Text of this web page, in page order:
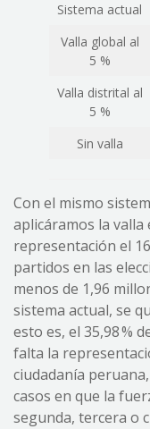
Sistema actual
Valla global al
5 %
Valla distrital al
5 %
Sin valla
Con el mismo
aplicáramos la
representación el
partidos en las
menos de 1,96
sistema actual, se
esto es, el 35,98 %
falta la
ciudadanía
casos en que la
segunda, tercera o